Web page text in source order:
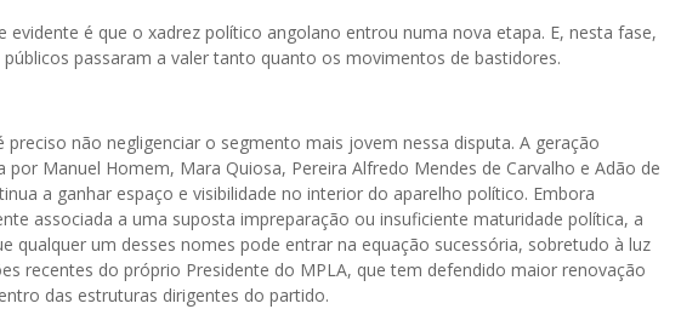
evidente é que o xadrez político angolano entrou numa nova etapa. E, nesta fase,
públicos passaram a valer tanto quanto os movimentos de bastidores.
preciso não negligenciar o segmento mais jovem nessa disputa. A geração
por Manuel Homem, Mara Quiosa, Pereira Alfredo Mendes de Carvalho e Adão de
a ganhar espaço e visibilidade no interior do aparelho político. Embora
associada a uma suposta impreparação ou insuficiente maturidade política, a
qualquer um desses nomes pode entrar na equação sucessória, sobretudo à luz
recentes do próprio Presidente do MPLA, que tem defendido maior renovação
das estruturas dirigentes do partido.